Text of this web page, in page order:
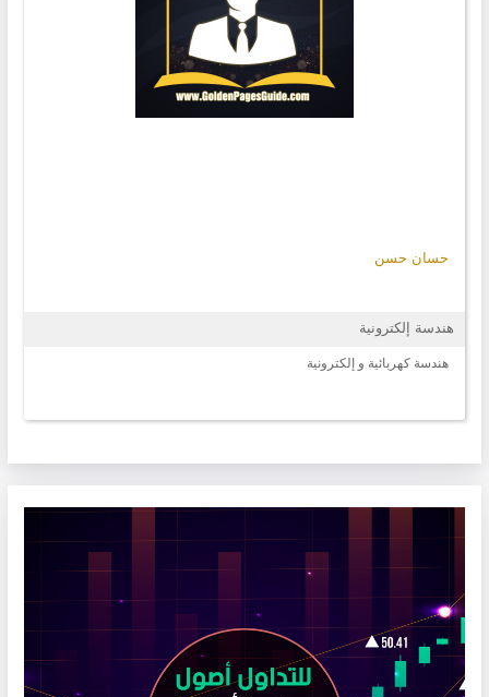
حسان حسن
هندسة إلكترونية
هندسة كهربائية و إلكترونية